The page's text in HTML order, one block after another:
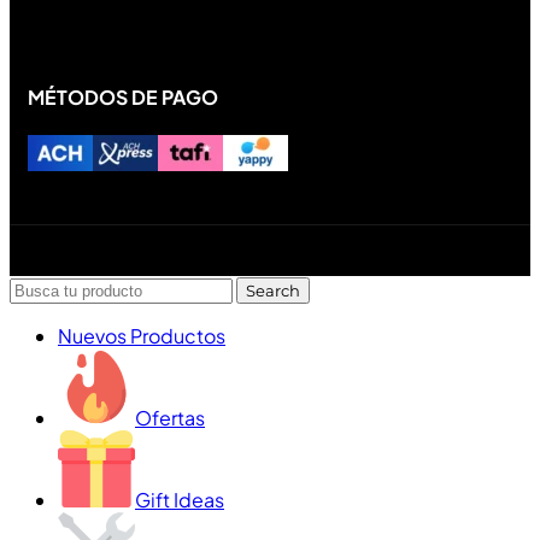
MÉTODOS DE PAGO
Search
Nuevos Productos
Ofertas
Gift Ideas